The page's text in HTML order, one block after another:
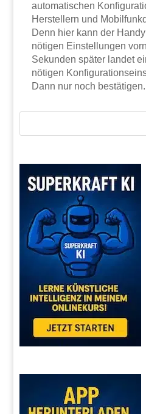
automatischen
Herstellern und
Denn hier kann der
nötigen Einstellungen
Sekunden später landet
nötigen
Dann nur noch bestätigen.